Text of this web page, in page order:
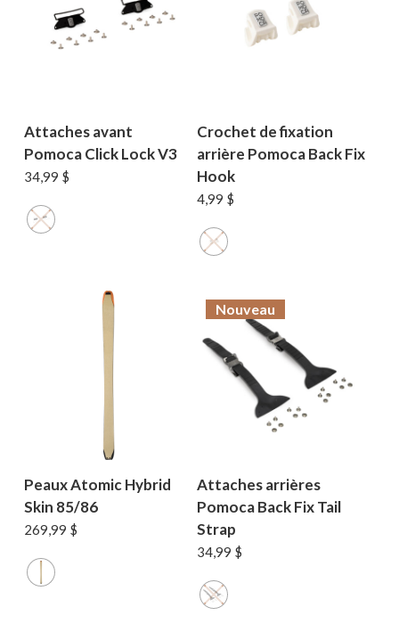
Attaches avant
Pomoca Click Lock V3
34,99 $
Crochet de fixation
arrière Pomoca Back Fix
Hook
4,99 $
Peaux Atomic Hybrid
Skin 85/86
269,99 $
Attaches arrières
Pomoca Back Fix Tail
Strap
34,99 $
Nouveau